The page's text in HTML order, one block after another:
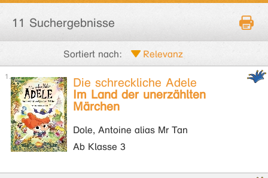
11 Suchergebnisse
Sortiert nach:
Die schreckliche Adele
Im Land der unerzählten
Märchen
Dole, Antoine alias Mr Tan
Ab Klasse 3